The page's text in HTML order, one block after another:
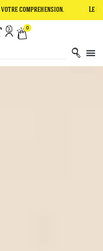
Le site est en cours de
0